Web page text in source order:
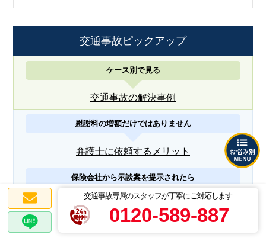
交通事故専属のスタッフが丁寧にご対応します
0120-589-887
交通事故ピックアップ
ケース別で見る
交通事故の解決事例
慰謝料の増額だけではありません
弁護士に依頼するメリット
保険会社から示談案を提示されたら
賠償金額無料診断サービス